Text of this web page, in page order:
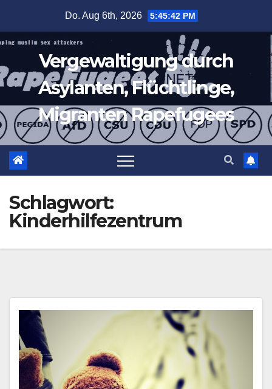
springen
Do. Aug 6th, 2026 5:45:43 PM
Vergewaltigung durch
Asylanten, Flüchtlinge,
Migranten Rapefugees
Schlagwort:
Kinderhilfezentrum